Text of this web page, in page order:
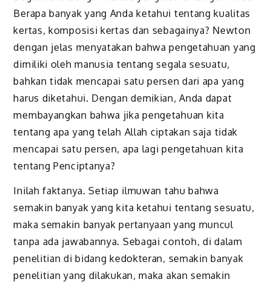
Berapa banyak yang Anda ketahui tentang kualitas
kertas, komposisi kertas dan sebagainya? Newton
dengan jelas menyatakan bahwa pengetahuan yang
dimiliki oleh manusia tentang segala sesuatu,
bahkan tidak mencapai satu persen dari apa yang
harus diketahui. Dengan demikian, Anda dapat
membayangkan bahwa jika pengetahuan kita
tentang apa yang telah Allah ciptakan saja tidak
mencapai satu persen, apa lagi pengetahuan kita
tentang Penciptanya?
Inilah faktanya. Setiap ilmuwan tahu bahwa
semakin banyak yang kita ketahui tentang sesuatu,
maka semakin banyak pertanyaan yang muncul
tanpa ada jawabannya. Sebagai contoh, di dalam
penelitian di bidang kedokteran, semakin banyak
penelitian yang dilakukan, maka akan semakin